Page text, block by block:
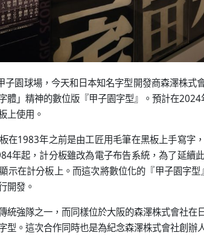
子園球場，今天和日本知名字型開發商森澤株式
體」精神的數位版『甲子園字型』。預計在
上使用。
在1983年之前是由工匠用毛筆在黑板上手寫字
年起，計分板雖改為電子布告系統，為了延續
示在計分板上。而這次將數位化的『甲子園字
開發。
統強隊之一，而同樣位於大阪的森澤株式會社在
型。這次合作同時也是為紀念森澤株式會社創辦